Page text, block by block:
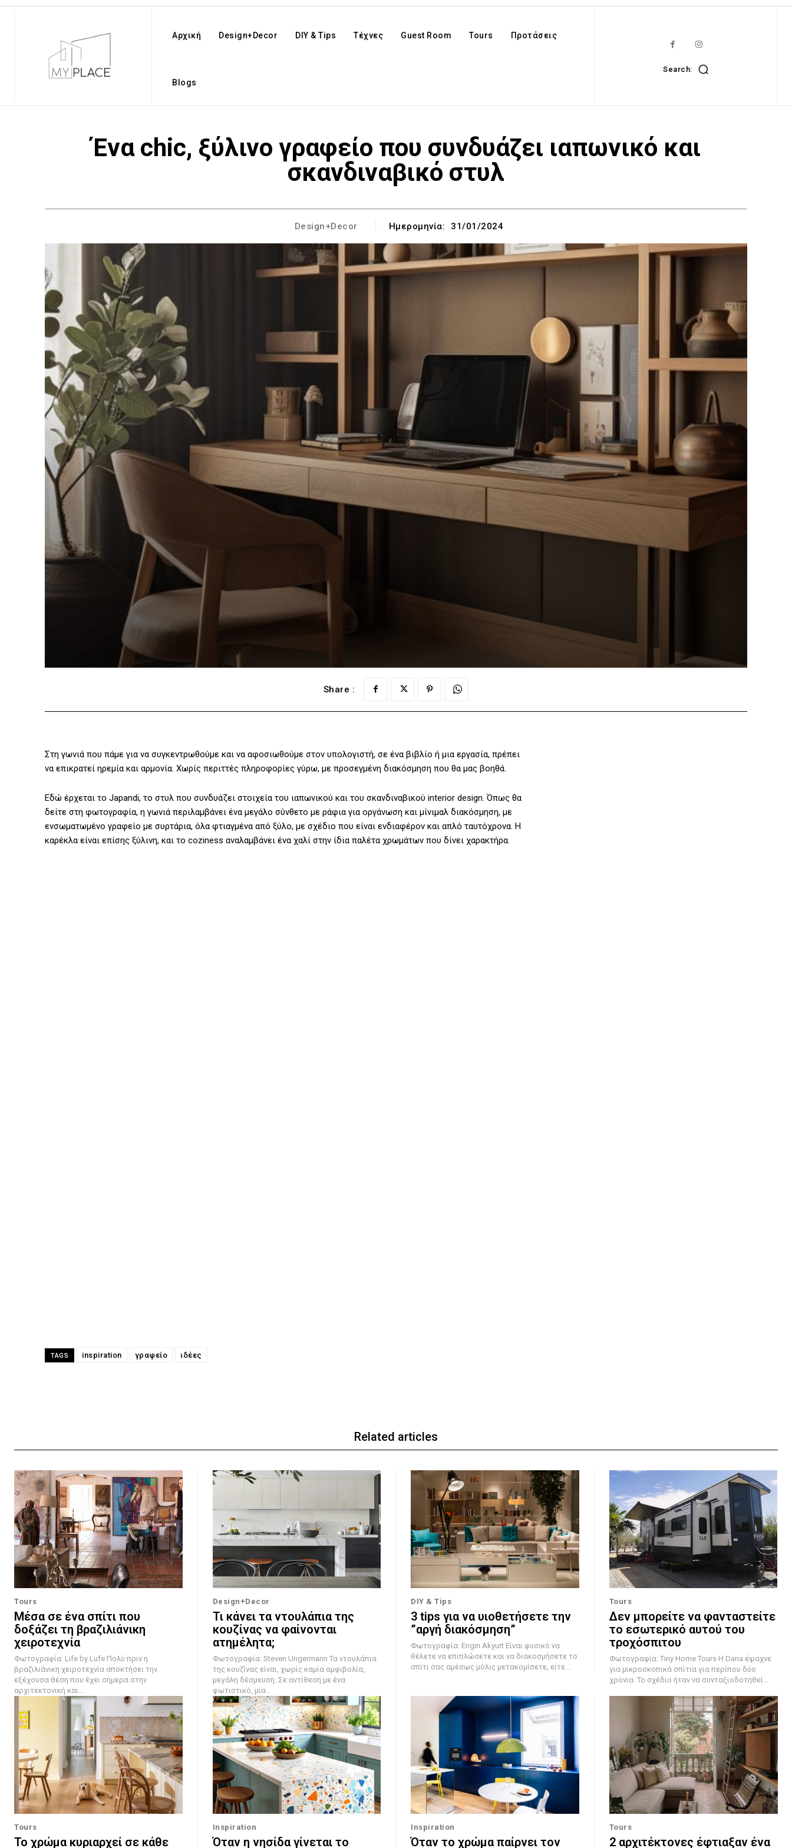
Αρχική Design+Decor DIY & Tips Τέχνες Guest Room Tours Προτάσεις
Blogs
Search:
Ένα chic, ξύλινο γραφείο που συνδυάζει ιαπωνικό και
σκανδιναβικό στυλ
Design+Decor Ημερομηνία: 31/01/2024
Share :
Στη γωνιά που πάμε για να συγκεντρωθούμε και να αφοσιωθούμε στον υπολογιστή, σε ένα βιβλίο ή μια εργασία, πρέπει
να επικρατεί ηρεμία και αρμονία. Χωρίς περιττές πληροφορίες γύρω, με προσεγμένη διακόσμηση που θα μας βοηθά.
Εδώ έρχεται το Japandi, το στυλ που συνδυάζει στοιχεία του ιαπωνικού και του σκανδιναβικού interior design. Όπως θα
δείτε στη φωτογραφία, η γωνιά περιλαμβάνει ένα μεγάλο σύνθετο με ράφια για οργάνωση και μίνιμαλ διακόσμηση, με
ενσωματωμένο γραφείο με συρτάρια, όλα φτιαγμένα από ξύλο, με σχέδιο που είναι ενδιαφέρον και απλό ταυτόχρονα. Η
καρέκλα είναι επίσης ξύλινη, και το coziness αναλαμβάνει ένα χαλί στην ίδια παλέτα χρωμάτων που δίνει χαρακτήρα.
TAGS inspiration γραφείο ιδέες
Related articles
Tours
Μέσα σε ένα σπίτι που
δοξάζει τη βραζιλιάνικη
χειροτεχνία
Φωτογραφία: Life by Lufe Πολύ πριν η
βραζιλιάνικη χειροτεχνία αποκτήσει την
εξέχουσα θέση που έχει σήμερα στην
αρχιτεκτονική και...
Design+Decor
Τι κάνει τα ντουλάπια της
κουζίνας να φαίνονται
ατημέλητα;
Φωτογραφία: Steven Ungermann Τα ντουλάπια
της κουζίνας είναι, χωρίς καμία αμφιβολία,
μεγάλη δέσμευση. Σε αντίθεση με ένα
φωτιστικό, μια...
DIY & Tips
3 tips για να υιοθετήσετε την
”αργή διακόσμηση”
Φωτογραφία: Engin Akyurt Είναι φυσικό να
θέλετε να επιπλώσετε και να διακοσμήσετε το
σπίτι σας αμέσως μόλις μετακομίσετε, είτε...
Tours
Δεν μπορείτε να φανταστείτε
το εσωτερικό αυτού του
τροχόσπιτου
Φωτογραφία: Tiny Home Tours Η Dana έψαχνε
για μικροσκοπικά σπίτια για περίπου δύο
χρόνια. Το σχέδιο ήταν να συνταξιοδοτηθεί...
Tours
Το χρώμα κυριαρχεί σε κάθε
Inspiration
Όταν η νησίδα γίνεται το
Inspiration
Όταν το χρώμα παίρνει τον
Tours
2 αρχιτέκτονες έφτιαξαν ένα